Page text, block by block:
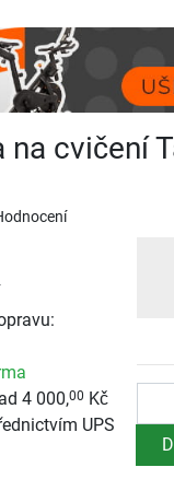
na cvičení
4 000,00 Kč
UPS